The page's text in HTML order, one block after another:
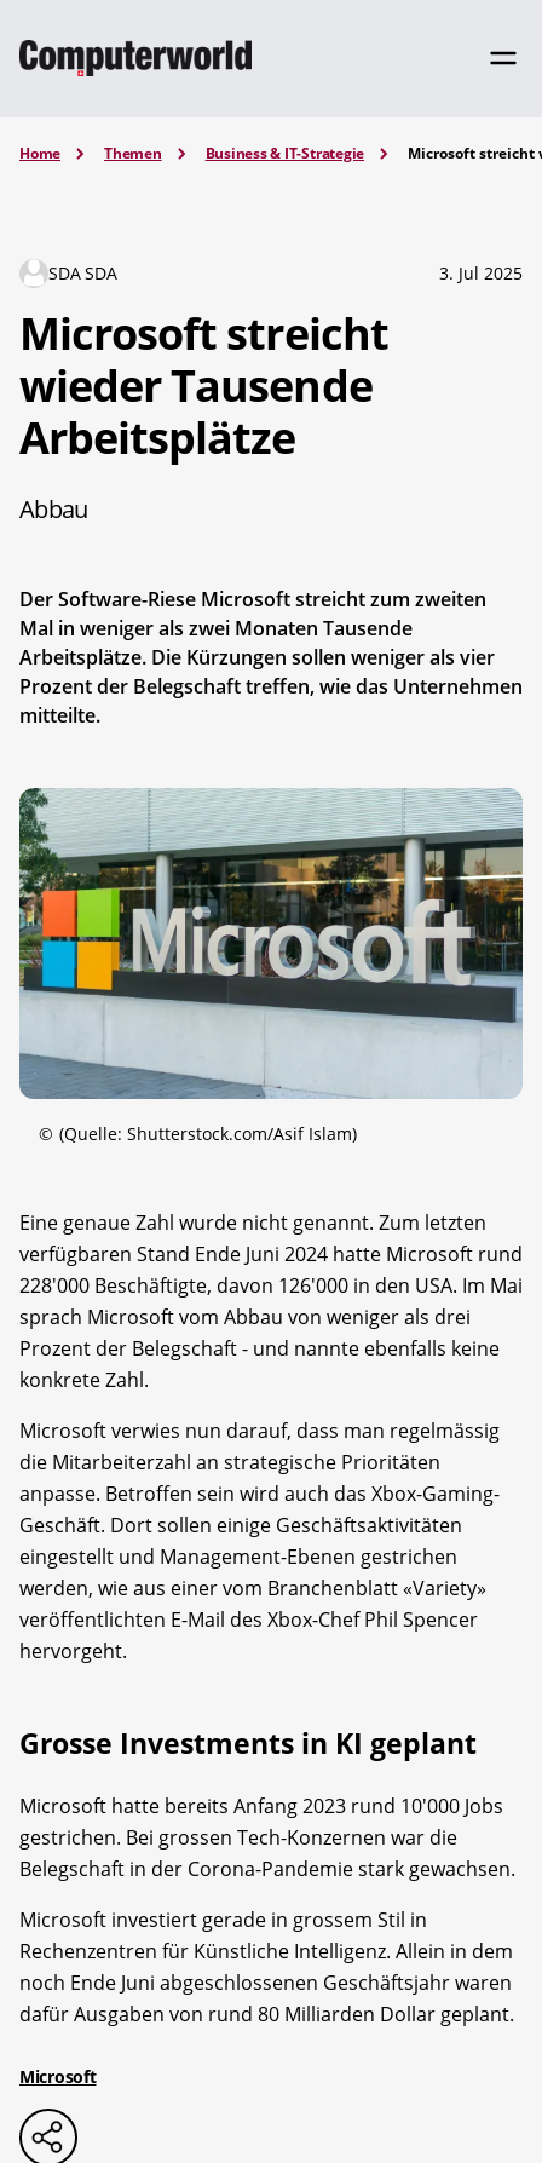
Home Themen Business & IT-Strategie Microsoft streicht
SDA SDA 3. Jul 2025
Microsoft streicht
wieder Tausende
Arbeitsplätze
Abbau
Der Software-Riese Microsoft streicht zum zweiten
Mal in weniger als zwei Monaten Tausende
Arbeitsplätze. Die Kürzungen sollen weniger als vier
Prozent der Belegschaft treffen, wie das Unternehmen
mitteilte.
© (Quelle: Shutterstock.com/Asif Islam)
Eine genaue Zahl wurde nicht genannt. Zum letzten
verfügbaren Stand Ende Juni 2024 hatte Microsoft rund
228'000 Beschäftigte, davon 126'000 in den USA. Im Mai
sprach Microsoft vom Abbau von weniger als drei
Prozent der Belegschaft - und nannte ebenfalls keine
konkrete Zahl.
Microsoft verwies nun darauf, dass man regelmässig
die Mitarbeiterzahl an strategische Prioritäten
anpasse. Betroffen sein wird auch das Xbox-Gaming-
Geschäft. Dort sollen einige Geschäftsaktivitäten
eingestellt und Management-Ebenen gestrichen
werden, wie aus einer vom Branchenblatt «Variety»
veröffentlichten E-Mail des Xbox-Chef Phil Spencer
hervorgeht.
Grosse Investments in KI geplant
Microsoft hatte bereits Anfang 2023 rund 10'000 Jobs
gestrichen. Bei grossen Tech-Konzernen war die
Belegschaft in der Corona-Pandemie stark gewachsen.
Microsoft investiert gerade in grossem Stil in
Rechenzentren für Künstliche Intelligenz. Allein in dem
noch Ende Juni abgeschlossenen Geschäftsjahr waren
dafür Ausgaben von rund 80 Milliarden Dollar geplant.
Microsoft